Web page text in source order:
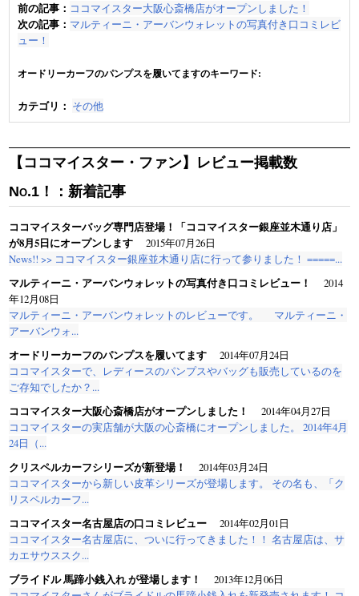
前の記事： ココマイスター大阪心斎橋店がオープンしました！
次の記事： マルティーニ・アーバンウォレットの写真付き口コミレビ
ュー！
オードリーカーフのパンプスを履いてますのキーワード:
カテゴリ： その他
【ココマイスター・ファン】レビュー掲載数
No.1！：新着記事
ココマイスターバッグ専門店登場！「ココマイスター銀座並木通り店」
が8月5日にオープンします 2015年07月26日
News!! >> ココマイスター銀座並木通り店に行って参りました！ =====...
マルティーニ・アーバンウォレットの写真付き口コミレビュー！
2014
年12月08日
マルティーニ・アーバンウォレットのレビューです。 マルティーニ・
アーバンウォ...
オードリーカーフのパンプスを履いてます 2014年07月24日
ココマイスターで、レディースのパンプスやバッグも販売しているのを
ご存知でしたか？...
ココマイスター大阪心斎橋店がオープンしました！
2014年04月27日
ココマイスターの実店舗が大阪の心斎橋にオープンしました。 2014年4月
24日（...
クリスペルカーフシリーズが新登場！
2014年03月24日
ココマイスターから新しい皮革シリーズが登場します。 その名も、「ク
リスペルカーフ...
ココマイスター名古屋店の口コミレビュー 2014年02月01日
ココマイスター名古屋店に、ついに行ってきました！！ 名古屋店は、サ
カエサウススク...
ブライドル 馬蹄小銭入れ が登場します！
2013年12月06日